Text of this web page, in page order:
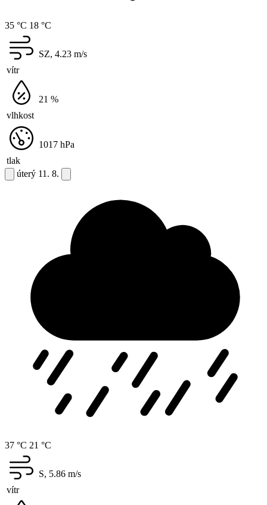
35 °C 18 °C
vítr
SZ, 4.23 m/s
vlhkost
21 %
tlak
1017 hPa
úterý 11. 8.
37 °C 21 °C
vítr
S, 5.86 m/s